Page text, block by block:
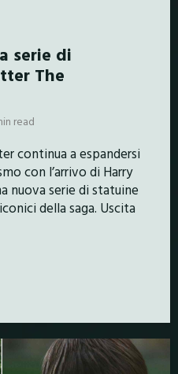
serie di
The
read
continua a espandersi
con l’arrivo di Harry
nuova serie di statuine
della saga. Uscita